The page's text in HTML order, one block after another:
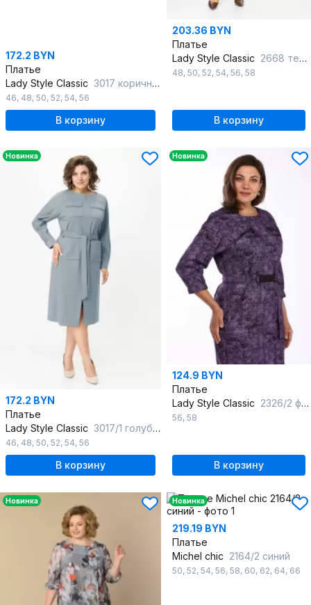
172.2 BYN
Платье
Lady Style Classic 3017 коричневые-тона
46, 48, 50, 52, 54, 56
В корзину
203.36 BYN
Платье
Lady Style Classic 2668 темно-синий
48, 50, 52, 54, 56, 58
В корзину
Новинка
172.2 BYN
Платье
Lady Style Classic 3017/1 голубые-тона
46, 48, 50, 52, 54, 56
В корзину
Новинка
124.9 BYN
Платье
Lady Style Classic 2326/2 фиолетовые-тона
56, 58
В корзину
Новинка Новинка
219.19 BYN
Платье
Michel chic 2164/2 синий
50, 52, 54, 56, 58, 60, 62, 64, 66